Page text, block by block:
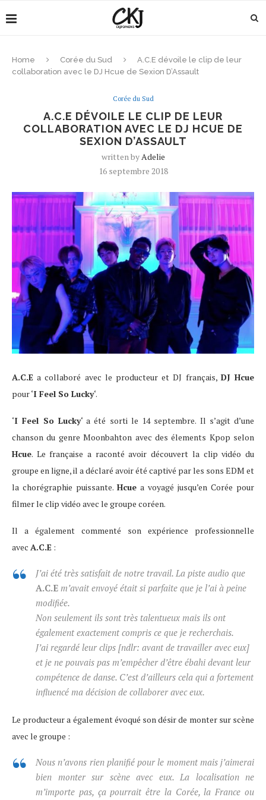
Home Corée du Sud
A.C.E dévoile le clip de leur
collaboration avec le DJ Hcue de Sexion D’Assault
Corée du Sud
A.C.E DÉVOILE LE CLIP DE LEUR
COLLABORATION AVEC LE DJ HCUE DE
SEXION D’ASSAULT
written byAdelie
16 septembre 2018
A.C.E a collaboré avec le producteur et DJ français, DJ Hcue
pour ‘I Feel So Lucky‘.
‘I Feel So Lucky‘ a été sorti le 14 septembre. Il s’agit d’une
chanson du genre Moonbahton avec des élements Kpop selon
Hcue. Le française a raconté avoir découvert la clip vidéo du
groupe en ligne, il a déclaré avoir été captivé par les sons EDM et
la chorégraphie puissante. Hcue a voyagé jusqu’en Corée pour
filmer le clip vidéo avec le groupe coréen.
Il a également commenté son expérience professionnelle
avec A.C.E :
J’ai été très satisfait de notre travail. La piste audio que
A.C.E m’avait envoyé était si parfaite que je l’ai à peine
modifiée.
Non seulement ils sont très talentueux mais ils ont
également exactement compris ce que je recherchais.
J’ai regardé leur clips [ndlr: avant de travailler avec eux]
et je ne pouvais pas m’empêcher d’être ébahi devant leur
compétence de danse. C’est d’ailleurs cela qui a fortement
influencé ma décision de collaborer avec eux.
Le producteur a également évoqué son désir de monter sur scène
avec le groupe :
Nous n’avons rien planifié pour le moment mais j’aimerai
bien monter sur scène avec eux. La localisation ne
m’importe pas, ça pourrait être la Corée, la France ou